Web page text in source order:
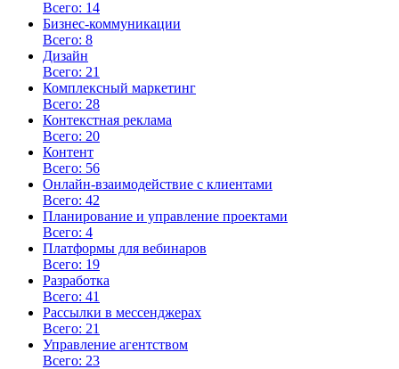
Всего: 14
Бизнес-коммуникации
Всего: 8
Дизайн
Всего: 21
Комплексный маркетинг
Всего: 28
Контекстная реклама
Всего: 20
Контент
Всего: 56
Онлайн-взаимодействие с клиентами
Всего: 42
Планирование и управление проектами
Всего: 4
Платформы для вебинаров
Всего: 19
Разработка
Всего: 41
Рассылки в мессенджерах
Всего: 21
Управление агентством
Всего: 23